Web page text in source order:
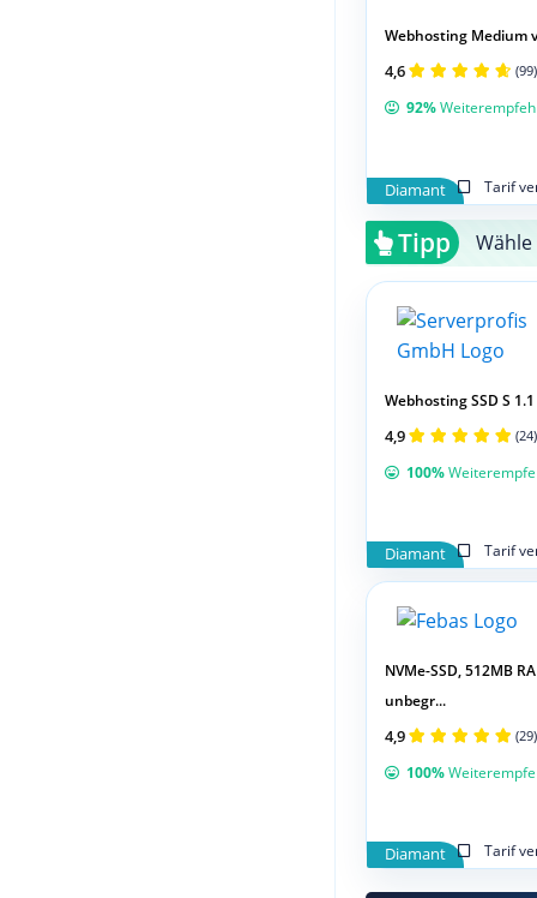
Diamant Tarif
Webhosting Medium
4,6 (99)
92%
Tipp
Diamant Tarif
Webhosting SSD S 1.1
4,9 (24)
100%
Diamant Tarif
NVMe-SSD, 512MB
unbegr...
4,9 (29)
100%